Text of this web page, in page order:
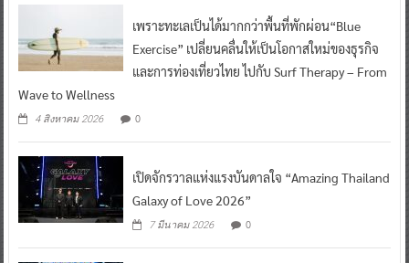
เพราะทะเลเป็นได้มากกว่าพื้นที่พักผ่อน“Blue
Exercise” เปลี่ยนคลื่นให้เป็นโอกาสใหม่ของธุรกิจ
และการท่องเที่ยวไทย ไปกับ Surf Therapy – From
Wave to Wellness
4 สิงหาคม 2026 0
เปิดจักรวาลแห่งแรงบันดาลใจ “Amazing Thailand
Galaxy of Love 2026”
7 มีนาคม 2026 0